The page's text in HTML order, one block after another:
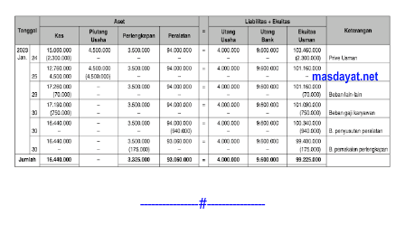
----------------#----------------